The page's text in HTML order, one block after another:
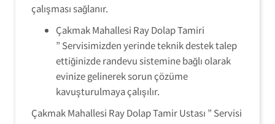
çalışması sağlanır.
Çakmak Mahallesi Ray Dolap Tamiri
” Servisimizden yerinde teknik destek talep
ettiğinizde randevu sistemine bağlı olarak
evinize gelinerek sorun çözüme
kavuşturulmaya çalışılır.
Çakmak Mahallesi Ray Dolap Tamir Ustası ” Servisi